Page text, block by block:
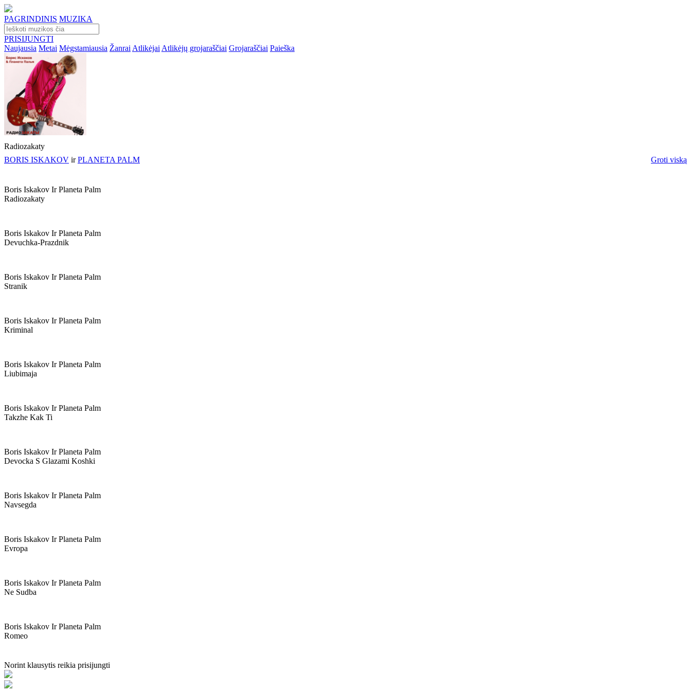
PAGRINDINIS MUZIKA
PRISIJUNGTI
Naujausia Metai Mėgstamiausia Žanrai Atlikėjai Atlikėjų grojaraščiai Grojaraščiai Paieška
Radiozakaty
BORIS ISKAKOV irPLANETA PALM Groti viską
Boris Iskakov Ir Planeta Palm
Radiozakaty
Boris Iskakov Ir Planeta Palm
Devuchka-Prazdnik
Boris Iskakov Ir Planeta Palm
Stranik
Boris Iskakov Ir Planeta Palm
Kriminal
Boris Iskakov Ir Planeta Palm
Liubimaja
Boris Iskakov Ir Planeta Palm
Takzhe Kak Ti
Boris Iskakov Ir Planeta Palm
Devocka S Glazami Koshki
Boris Iskakov Ir Planeta Palm
Navsegda
Boris Iskakov Ir Planeta Palm
Evropa
Boris Iskakov Ir Planeta Palm
Ne Sudba
Boris Iskakov Ir Planeta Palm
Romeo
Norint klausytis reikia prisijungti